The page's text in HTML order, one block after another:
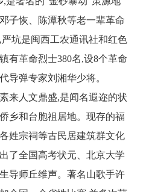
子恢、陈潭秋等老一辈革命
坑是闽西工农通讯社和红色
有革命烈士380名,设8个革命
导弹专家刘湘华少将。
人文鼎盛,是闻名遐迩的状
乡和台胞祖居地。现存的福
姓宗祠等古民居建筑群文化
了全国高考状元、北京大学
导师丘维声。著名山歌手许